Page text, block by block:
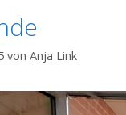
von Anja Link